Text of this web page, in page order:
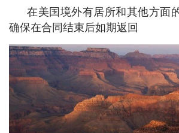
在美国境外有居所和其他方面
确保在合同结束后如期返回